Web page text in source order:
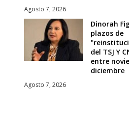
Agosto 7, 2026
Dinorah
plazos de
del TSJ Y
entre
diciembre
Agosto 7, 2026